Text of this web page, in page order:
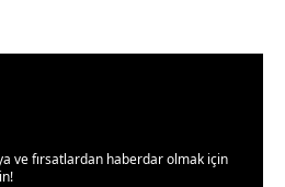
ve fırsatlardan haberdar olmak için